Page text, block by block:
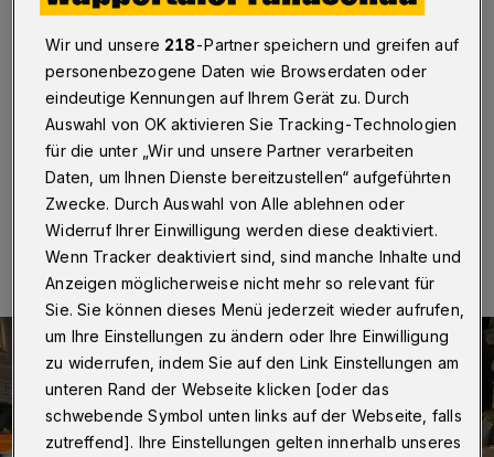
·
Nach einem Verkehrsunfall am
Dienstagnachmittag (20. Dezember 2022) auf der
Friedrich-Engels-Allee (B 7) in Unterbarmen mussten
zwei Pkw abgeschleppt werden.
Wir und unsere 218-Partner speichern und greifen auf
personenbezogene Daten wie Browserdaten oder
eindeutige Kennungen auf Ihrem Gerät zu. Durch
Auswahl von OK aktivieren Sie Tracking-Technologien
für die unter „Wir und unsere Partner verarbeiten
Daten, um Ihnen Dienste bereitzustellen“ aufgeführten
Zwecke. Durch Auswahl von Alle ablehnen oder
Widerruf Ihrer Einwilligung werden diese deaktiviert.
Wenn Tracker deaktiviert sind, sind manche Inhalte und
Anzeigen möglicherweise nicht mehr so relevant für
Sie. Sie können dieses Menü jederzeit wieder aufrufen,
um Ihre Einstellungen zu ändern oder Ihre Einwilligung
zu widerrufen, indem Sie auf den Link Einstellungen am
unteren Rand der Webseite klicken [oder das
schwebende Symbol unten links auf der Webseite, falls
zutreffend]. Ihre Einstellungen gelten innerhalb unseres